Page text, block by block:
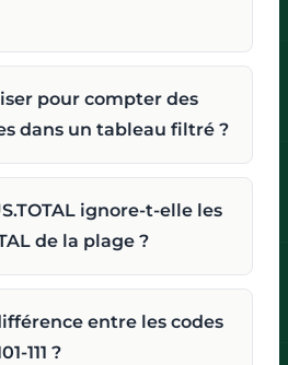
pour compter des
dans un tableau filtré ?
ignore-t-elle les
de la plage ?
entre les codes
111 ?